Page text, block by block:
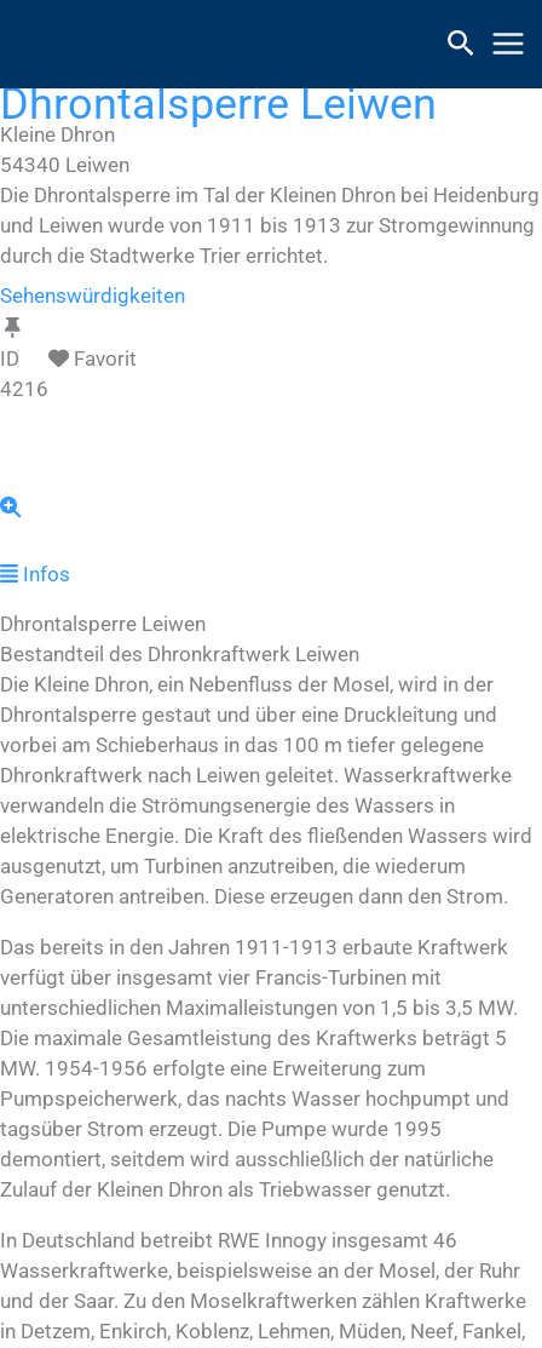
Dhrontalsperre Leiwen
Kleine Dhron
54340 Leiwen
Die Dhrontalsperre im Tal der Kleinen Dhron bei Heidenburg
und Leiwen wurde von 1911 bis 1913 zur Stromgewinnung
durch die Stadtwerke Trier errichtet.
Sehenswürdigkeiten
ID
4216
Favorit
Infos
Dhrontalsperre Leiwen
Bestandteil des Dhronkraftwerk Leiwen
Die Kleine Dhron, ein Nebenfluss der Mosel, wird in der
Dhrontalsperre gestaut und über eine Druckleitung und
vorbei am Schieberhaus in das 100 m tiefer gelegene
Dhronkraftwerk nach Leiwen geleitet. Wasserkraftwerke
verwandeln die Strömungsenergie des Wassers in
elektrische Energie. Die Kraft des fließenden Wassers wird
ausgenutzt, um Turbinen anzutreiben, die wiederum
Generatoren antreiben. Diese erzeugen dann den Strom.
Das bereits in den Jahren 1911-1913 erbaute Kraftwerk
verfügt über insgesamt vier Francis-Turbinen mit
unterschiedlichen Maximalleistungen von 1,5 bis 3,5 MW.
Die maximale Gesamtleistung des Kraftwerks beträgt 5
MW. 1954-1956 erfolgte eine Erweiterung zum
Pumpspeicherwerk, das nachts Wasser hochpumpt und
tagsüber Strom erzeugt. Die Pumpe wurde 1995
demontiert, seitdem wird ausschließlich der natürliche
Zulauf der Kleinen Dhron als Triebwasser genutzt.
In Deutschland betreibt RWE Innogy insgesamt 46
Wasserkraftwerke, beispielsweise an der Mosel, der Ruhr
und der Saar. Zu den Moselkraftwerken zählen Kraftwerke
in Detzem, Enkirch, Koblenz, Lehmen, Müden, Neef, Fankel,